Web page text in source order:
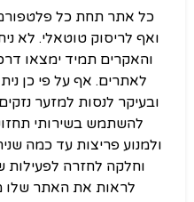
כל אתר תחת כל
ואף לריסוק טוטאלי. לא
והאקרים תמיד ימצאו
לאתרים. אף על פי כן
ובעיקר לנסות למזער
להשתמש בשירותי
ולמנוע פריצות עד כמה
וחלקה לחזרה
לראות את האתר שלו